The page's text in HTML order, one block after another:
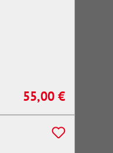
Regulärer Preis:
55,00 €